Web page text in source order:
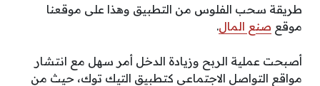
طريقة سحب الفلوس من التطبيق وهذا على موقعنا
موقع صنع المال.
أصبحت عملية الربح وزيادة الدخل أمر سهل مع انتشار
مواقع التواصل الاجتماعي كتطبيق التيك توك، حيث من